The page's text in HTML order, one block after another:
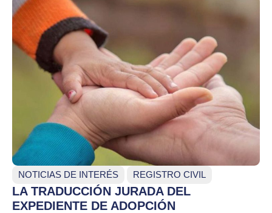
NOTICIAS DE INTERÉS REGISTRO CIVIL
LA TRADUCCIÓN JURADA DEL
EXPEDIENTE DE ADOPCIÓN